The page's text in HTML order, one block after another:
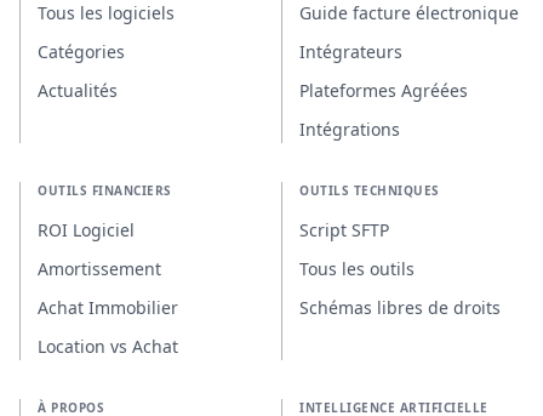
Tous les logiciels
Catégories
Actualités
Guide facture électronique
Intégrateurs
Plateformes Agréées
Intégrations
OUTILS FINANCIERS
ROI Logiciel
Amortissement
Achat Immobilier
Location vs Achat
OUTILS TECHNIQUES
Script SFTP
Tous les outils
Schémas libres de droits
À PROPOS INTELLIGENCE ARTIFICIELLE